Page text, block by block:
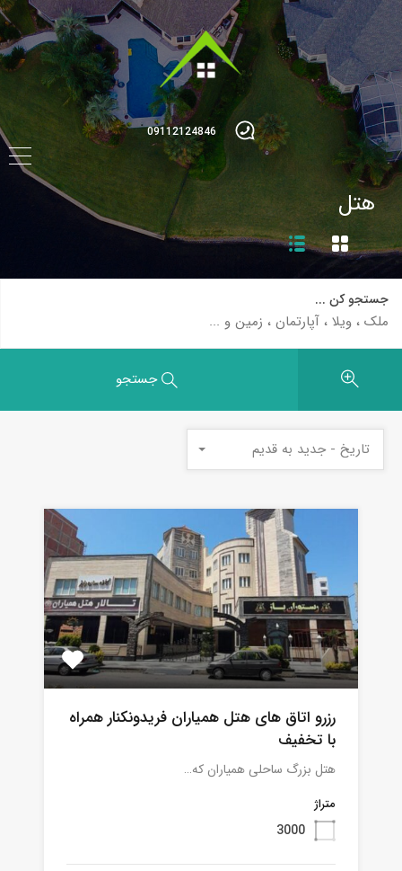
09112124846
هتل
جستجو کن ...
جستجو
تاریخ - جدید به قدیم
رزرو اتاق های هتل همیاران فریدونکنار همراه
با تخفیف
هتل بزرگ ساحلی همیاران که…
متراژ
3000